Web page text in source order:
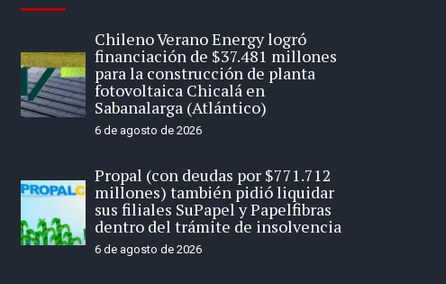
Chileno Verano Energy logró
financiación de $37.481 millones
para la construcción de planta
fotovoltaica Chicalá en
Sabanalarga (Atlántico)
6 de agosto de 2026
Propal (con deudas por $771.712
millones) también pidió liquidar
sus filiales SuPapel y Papelfibras
dentro del trámite de insolvencia
6 de agosto de 2026